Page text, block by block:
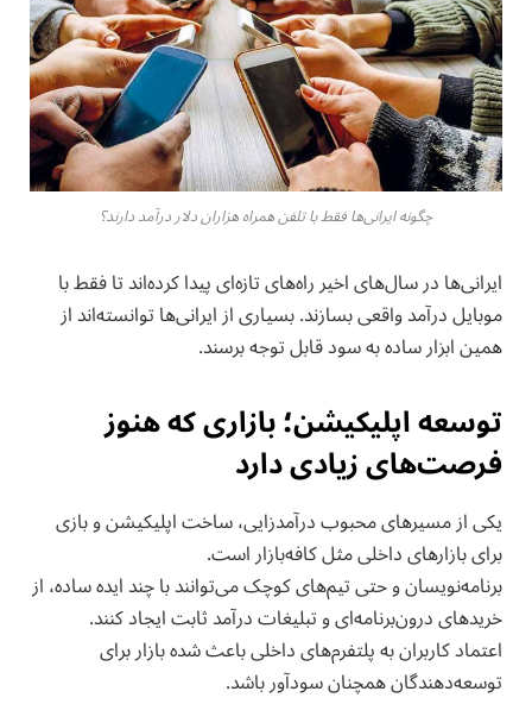
چگونه ایرانی‌ها فقط با تلفن همراه هزاران دلار درآمد دارند؟
ایرانی‌ها در سال‌های اخیر راه‌های تازه‌ای پیدا کرده‌اند تا فقط با
موبایل درآمد واقعی بسازند. بسیاری از ایرانی‌ها توانسته‌اند از
همین ابزار ساده به سود قابل توجه برسند.
توسعه اپلیکیشن؛ بازاری که هنوز
فرصت‌های زیادی دارد
یکی از مسیرهای محبوب درآمدزایی، ساخت اپلیکیشن و بازی
برای بازارهای داخلی مثل کافه‌بازار است.
برنامه‌نویسان و حتی تیم‌های کوچک می‌توانند با چند ایده ساده، از
خریدهای درون‌برنامه‌ای و تبلیغات درآمد ثابت ایجاد کنند.
اعتماد کاربران به پلتفرم‌های داخلی باعث شده بازار برای
توسعه‌دهندگان همچنان سودآور باشد.